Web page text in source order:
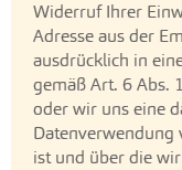
Widerruf Ihrer
Adresse aus der
ausdrücklich in
gemäß Art. 6 Abs.
oder wir uns eine
Datenverwendung
ist und über die